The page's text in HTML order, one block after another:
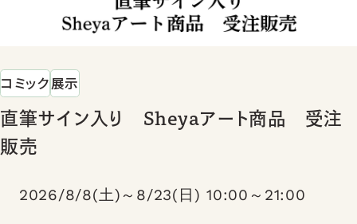
コミック展示
直筆サイン入り Sheyaアート商品 受注
販売
2026/8/8(土)～8/23(日) 10:00～21:00